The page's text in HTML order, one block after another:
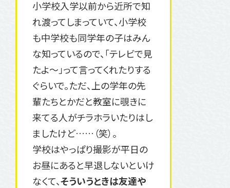
小学校入学以前から近所で知
れ渡ってしまっていて、小学校
も中学校も同学年の子はみん
な知っているので、「テレビで見
たよ〜」って言ってくれたりする
ぐらいで。ただ、上の学年の先
輩たちとかだと教室に覗きに
来てる人がチラホラいたりはし
ましたけど……（笑）。
学校はやっぱり撮影が平日の
お昼にあると早退しないといけ
なくて、そういうときは友達や